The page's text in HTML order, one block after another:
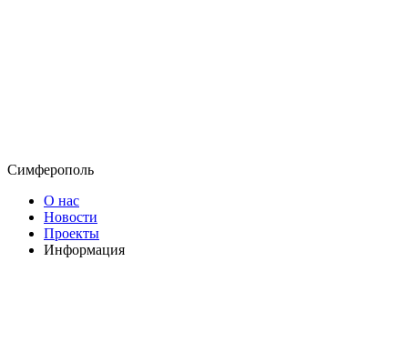
Симферополь
О нас
Новости
Проекты
Информация